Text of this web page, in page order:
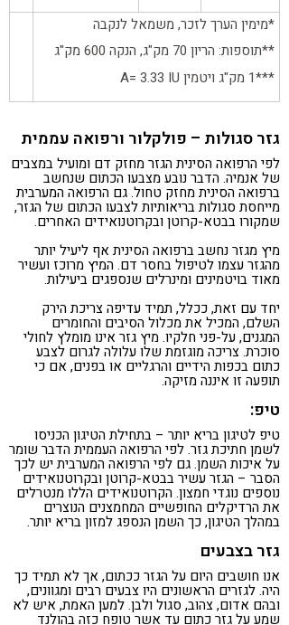
*מימין הערך לזכר, משמאל לנקבה
**תוספות: הריון 70 מק"ג, הנקה 600 מק"ג
***1 מק"ג ויטמין A= 3.33 IU
גזר סגולות – פולקלור ורפואה עממית
לפי הרפואה הסינית הגזר מחזק דם ומועיל במצבים
של אנמיה. הדבר נובע מצבעו הכתום שנחשב
ברפואה הסינית מחזק טחול. גם הרפואה המערבית
מייחסת סגולות בריאותיות לצבעו הכתום של הגזר,
שמקורו בבטא-קרוטן ובקרוטנואידים האחרים.
מיץ מגזר נחשב ברפואה הסינית אף ליעיל יותר
מהגזר עצמו לטיפול בחסר דם. המיץ מרוכז ועשיר
מאוד בויטמינים ומינרלים שנספגים ביעילות.
יחד עם זאת, ככלל, תמיד עדיפה צריכת הירק
השלם, המכיל את מכלול הסיבים והחומרים
המגנים, על-פני חלקיו. מיץ גזר אינו מומלץ לחולי
סוכרת. צריכה מוגזמת שלו עלולה לגרום לצבע
כתום בכפות הידיים והרגליים או בפנים, אם כי
תופעה זו איננה מזיקה.
טיפ:
טיפ לטיגון בריא יותר – בתחילת הטיגון הכניסו
לשמן חתיכת גזר. לפי הרפואה העממית הדבר שומר
על איכות השמן. גם לפי הרפואה המערבית יש לכך
הסבר – הגזר עשיר בבטא-קרוטן ובקרוטנואידים
נוספים נוגדי חמצון. הקרוטנואידים הללו מנטרלים
את הרדיקלים החופשיים המחמצנים הנוצרים
במהלך הטיגון, כך השמן הנספג למזון בריא יותר.
גזר בצבעים
אנו חושבים היום על הגזר ככתום, אך לא תמיד כך
היה. לגזרים הראשונים היו צבעים רבים ומגוונים,
ובהם אדום, צהוב, סגול ולבן. למען האמת, איש לא
שמע על גזר כתום עד אשר טופח כזה בהולנד